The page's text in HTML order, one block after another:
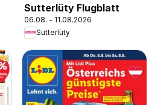
Sutterlüty Flugblatt
06.08. - 11.08.2026
Sutterlüty